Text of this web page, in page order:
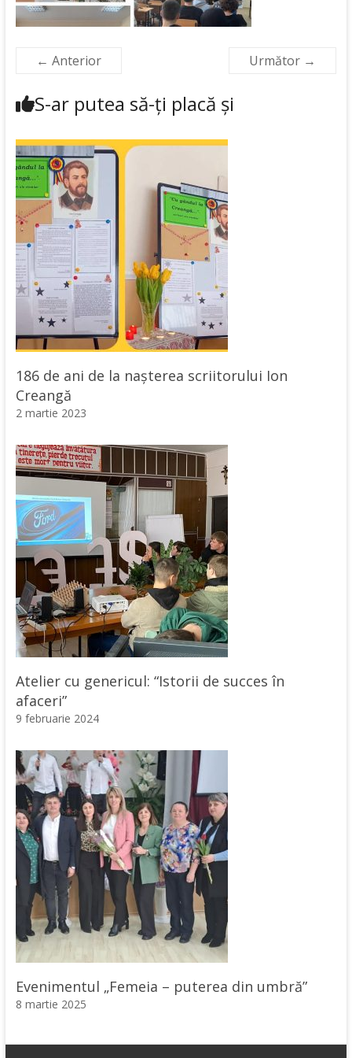
← Anterior Următor →
S-ar putea să-ți placă și
186 de ani de la nașterea scriitorului Ion
Creangă
2 martie 2023
Atelier cu genericul: “Istorii de succes în
afaceri”
9 februarie 2024
Evenimentul „Femeia – puterea din umbră”
8 martie 2025